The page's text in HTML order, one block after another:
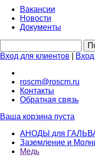
Вакансии
Новости
Документы
Вход для клиентов
roscm@roscm.ru
Контакты
Обратная связь
Ваша корзина пуста
АНОДЫ для
Заземление и
Медь